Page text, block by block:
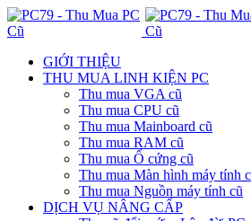
GIỚI THIỆU
THU MUA LINH KIỆN PC
Thu mua VGA cũ
Thu mua CPU cũ
Thu mua Mainboard cũ
Thu mua RAM cũ
Thu mua Ổ cứng cũ
Thu mua Màn hình máy tính
Thu mua Nguồn máy tính cũ
DỊCH VỤ NÂNG CẤP